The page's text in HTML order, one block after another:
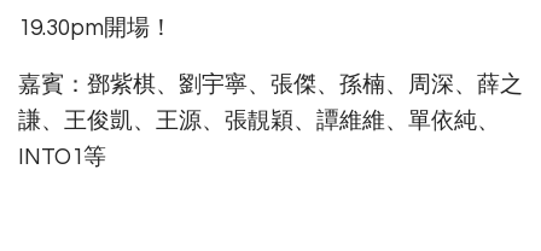
19.30pm開場！
嘉賓：鄧紫棋、劉宇寧、張傑、孫楠、周深、薛之
謙、王俊凱、王源、張靚穎、譚維維、單依純、
INTO1等